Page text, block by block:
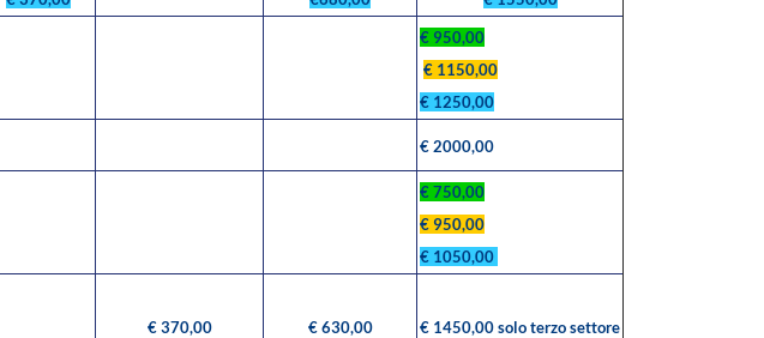
€ 950,00
€ 1150,00
€ 1250,00
€ 2000,00
€ 750,00
€ 950,00
€ 1050,00
€ 370,00 € 630,00 € 1450,00 solo terzo settore